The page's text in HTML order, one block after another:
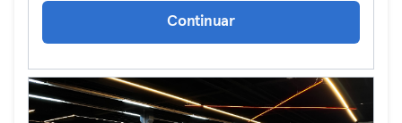
Continuar